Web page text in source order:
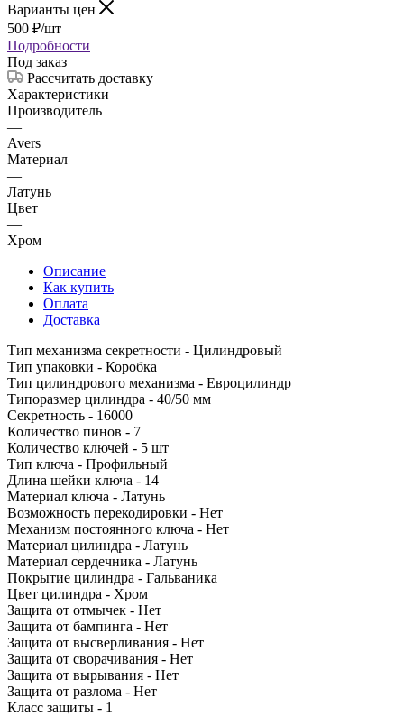
Варианты цен
500 ₽/шт
Подробности
Под заказ
Рассчитать доставку
Характеристики
Производитель
—
Avers
Материал
—
Латунь
Цвет
—
Хром
Описание
Как купить
Оплата
Доставка
Тип механизма секретности - Цилиндровый
Тип упаковки - Коробка
Тип цилиндрового механизма - Евроцилиндр
Типоразмер цилиндра - 40/50 мм
Секретность - 16000
Количество пинов - 7
Количество ключей - 5 шт
Тип ключа - Профильный
Длина шейки ключа - 14
Материал ключа - Латунь
Возможность перекодировки - Нет
Механизм постоянного ключа - Нет
Материал цилиндра - Латунь
Материал сердечника - Латунь
Покрытие цилиндра - Гальваника
Цвет цилиндра - Хром
Защита от отмычек - Нет
Защита от бампинга - Нет
Защита от высверливания - Нет
Защита от сворачивания - Нет
Защита от вырывания - Нет
Защита от разлома - Нет
Класс защиты - 1